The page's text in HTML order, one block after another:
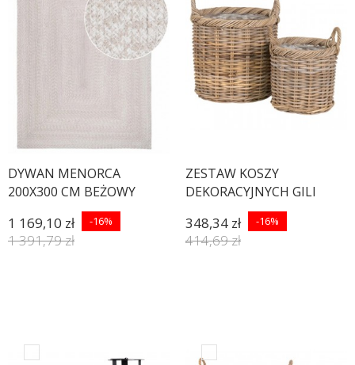
DYWAN MENORCA
200X300 CM BEŻOWY
1 169,10 zł -16%
1 391,79 zł
ZESTAW KOSZY
DEKORACYJNYCH GILI
RATTAN - 2SZT
348,34 zł -16%
414,69 zł